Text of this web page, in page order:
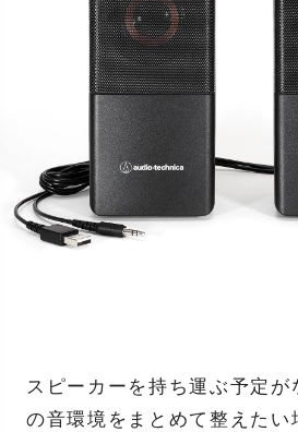
スピーカーを持ち運ぶ予定が
の音環境をまとめて整えたい